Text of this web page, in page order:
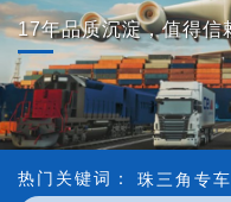
17年品质沉淀，值得信
热门关键词： 珠三角专